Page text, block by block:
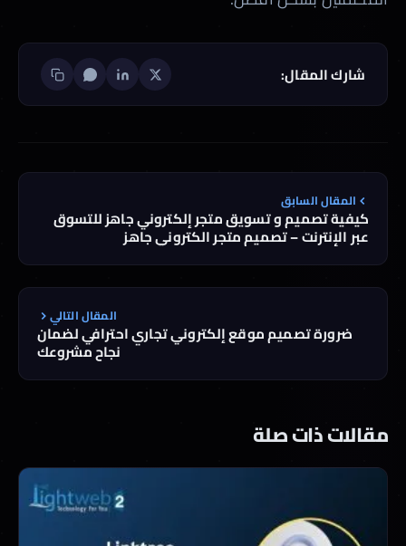
شارك المقال:
المقال السابق
كيفية تصميم و تسويق متجر إلكتروني جاهز للتسوق
عبر الإنترنت – تصميم متجر الكتروني جاهز
المقال التالي
ضرورة تصميم موقع إلكتروني تجاري احترافي لضمان
نجاح مشروعك
مقالات ذات صلة